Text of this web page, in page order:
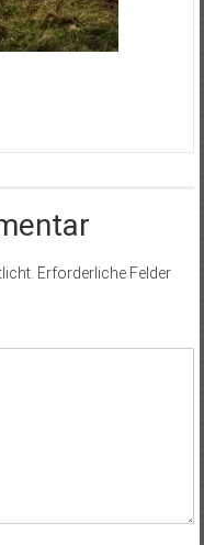
Erforderliche Felder